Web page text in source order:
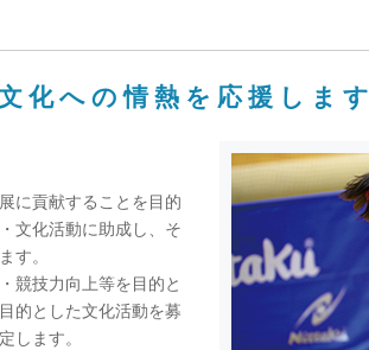
化への情熱を応援します
に貢献することを目的
文化活動に助成し、そ
す。
競技力向上等を目的と
的とした文化活動を募
します。